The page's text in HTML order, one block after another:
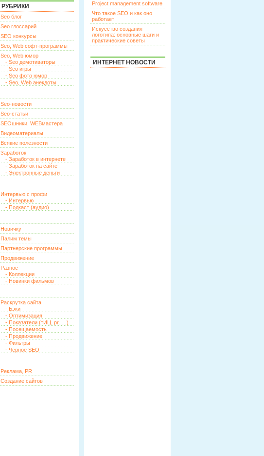
РУБРИКИ
Seo блог
Seo глоссарий
SEO конкурсы
Seo, Web софт-программы
Seo, Web юмор
- Seo демотиваторы
- Seo игры
- Seo фото юмор
- Seo, Web анекдоты
Seo-новости
Seo-статьи
SEOшники, WEBмастера
Видеоматериалы
Всякие полезности
Заработок
- Заработок в интернете
- Заработок на сайте
- Электронные деньги
Интервью с профи
- Интервью
- Подкаст (аудио)
Новичку
Палим темы
Партнерские программы
Продвижение
Разное
- Коллекции
- Новинки фильмов
Раскрутка сайта
- Бэки
- Оптимизация
- Показатели (тИЦ, pr, …)
- Посещаемость
- Продвижение
- Фильтры
- Чёрное SEO
Реклама, PR
Создание сайтов
Project management software
Что такое SEO и как оно
работает
Искусство создания
логотипа: основные шаги и
практические советы
ИНТЕРНЕТ НОВОСТИ